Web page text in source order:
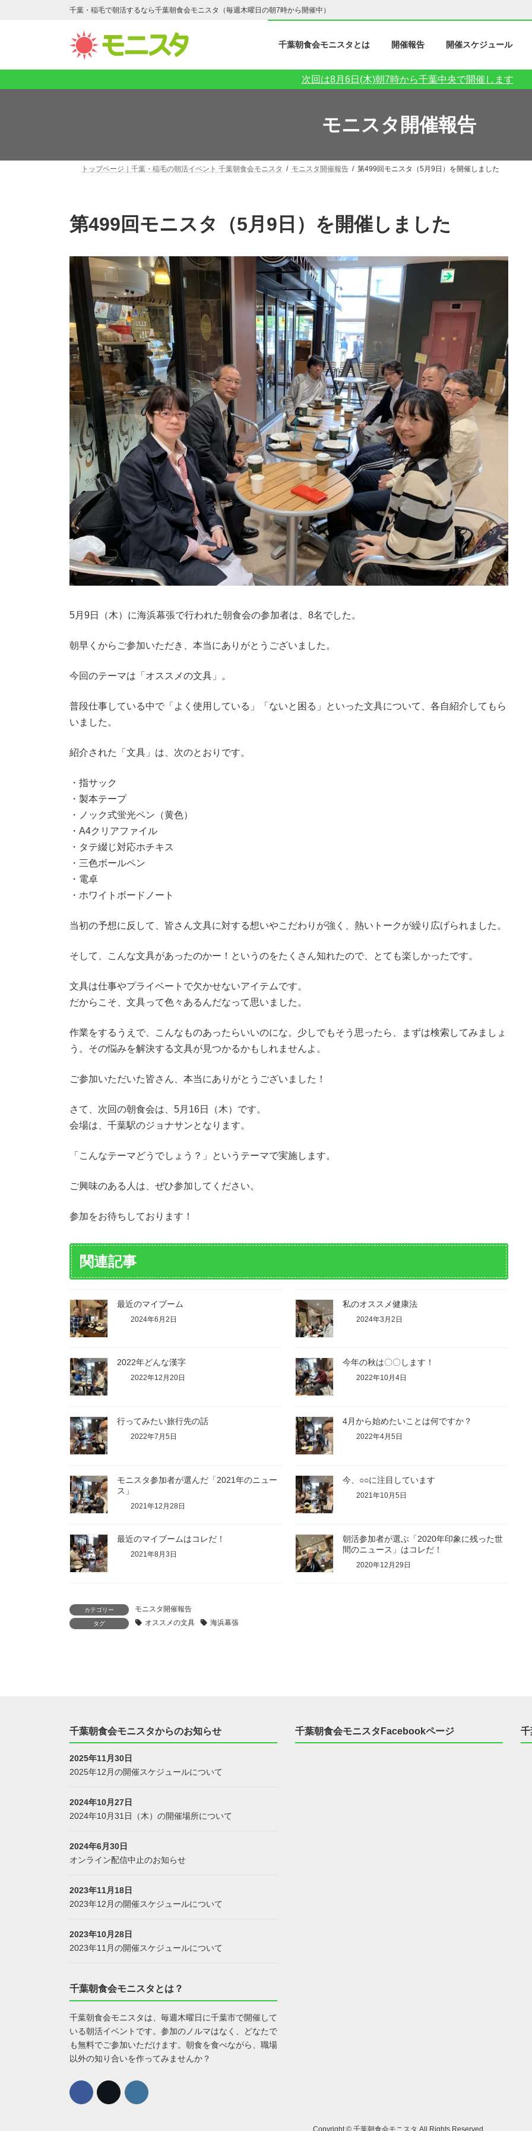
ン
へ
キ
ビ
ョ
に
千葉・稲毛で朝活するなら千葉朝食会モニスタ（毎週木曜日の朝7時から開催中）
千葉朝食会モニスタとは 開催報告 開催スケジュール
次回は8月6日(木)朝7時から千葉中央で開催します
モニスタ開催報告
トップページ｜千葉・稲毛の朝活イベント 千葉朝食会モニスタ モニスタ開催報告 第499回モニスタ（5月9日）を開催しました
第499回モニスタ（5月9日）を開催しました
5月9日（木）に海浜幕張で行われた朝食会の参加者は、8名でした。
朝早くからご参加いただき、本当にありがとうございました。
今回のテーマは「オススメの文具」。
普段仕事している中で「よく使用している」「ないと困る」といった文具について、各自紹介してもら
いました。
紹介された「文具」は、次のとおりです。
・指サック
・製本テープ
・ノック式蛍光ペン（黄色）
・A4クリアファイル
・タテ綴じ対応ホチキス
・三色ボールペン
・電卓
・ホワイトボードノート
当初の予想に反して、皆さん文具に対する想いやこだわりが強く、熱いトークが繰り広げられました。
そして、こんな文具があったのかー！というのをたくさん知れたので、とても楽しかったです。
文具は仕事やプライベートで欠かせないアイテムです。
だからこそ、文具って色々あるんだなって思いました。
作業をするうえで、こんなものあったらいいのにな。少しでもそう思ったら、まずは検索してみましょ
う。その悩みを解決する文具が見つかるかもしれませんよ。
ご参加いただいた皆さん、本当にありがとうございました！
さて、次回の朝食会は、5月16日（木）です。
会場は、千葉駅のジョナサンとなります。
「こんなテーマどうでしょう？」というテーマで実施します。
ご興味のある人は、ぜひ参加してください。
参加をお待ちしております！
関連記事
最近のマイブーム
2024年6月2日
私のオススメ健康法
2024年3月2日
2022年どんな漢字
2022年12月20日
今年の秋は〇〇します！
2022年10月4日
行ってみたい旅行先の話
2022年7月5日
4月から始めたいことは何ですか？
2022年4月5日
モニスタ参加者が選んだ「2021年のニュー
ス」
2021年12月28日
今、○○に注目しています
2021年10月5日
最近のマイブームはコレだ！
2021年8月3日
朝活参加者が選ぶ「2020年印象に残った世
間のニュース」はコレだ！
2020年12月29日
カテゴリー モニスタ開催報告
タグ オススメの文具 海浜幕張
千葉朝食会モニスタからのお知らせ
2025年11月30日
2025年12月の開催スケジュールについて
2024年10月27日
2024年10月31日（木）の開催場所について
2024年6月30日
オンライン配信中止のお知らせ
2023年11月18日
2023年12月の開催スケジュールについて
2023年10月28日
2023年11月の開催スケジュールについて
千葉朝食会モニスタとは？
千葉朝食会モニスタは、毎週木曜日に千葉市で開催して
いる朝活イベントです。参加のノルマはなく、どなたで
も無料でご参加いただけます。朝食を食べながら、職場
以外の知り合いを作ってみませんか？
千葉朝食会モニスタFacebookページ 千
Copyright © 千葉朝食会モニスタ All Rights Reserved.